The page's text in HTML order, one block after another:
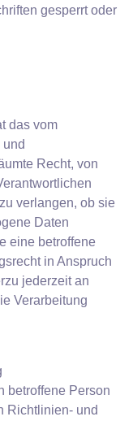
gesperrt oder
das vom
Recht, von
verlangen, ob sie
Daten
eine betroffene
in Anspruch
jederzeit an
Verarbeitung
betroffene Person
Richtlinien- und